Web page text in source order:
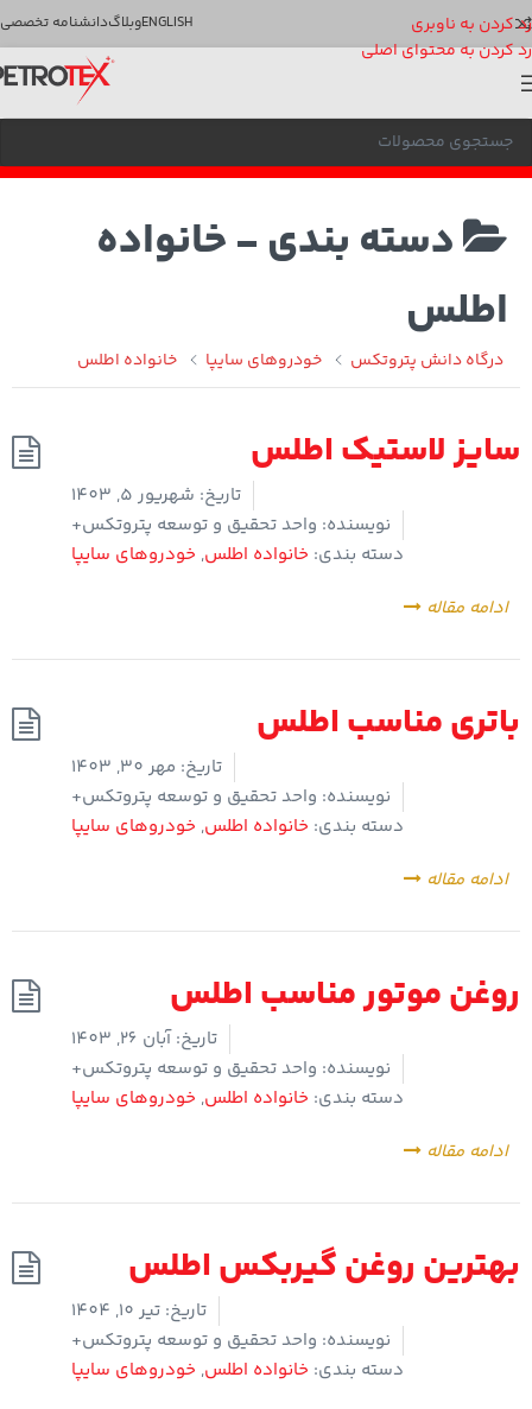
رد کردن به ناوبری
رد کردن به محتوای اصلی
ENGLISHوبلاگدانشنامه تخصصی
دسته بندی -خانواده
اطلس
درگاه دانش پتروتکس خودروهای سایپا خانواده اطلس
سایز لاستیک اطلس
تاریخ: شهریور 5, 1403
نویسنده: واحد تحقیق و توسعه پتروتکس+
دسته بندی: خانواده اطلس, خودروهای سایپا
ادامه مقاله
باتری مناسب اطلس
تاریخ: مهر 30, 1403
نویسنده: واحد تحقیق و توسعه پتروتکس+
دسته بندی: خانواده اطلس, خودروهای سایپا
ادامه مقاله
روغن موتور مناسب اطلس
تاریخ: آبان 26, 1403
نویسنده: واحد تحقیق و توسعه پتروتکس+
دسته بندی: خانواده اطلس, خودروهای سایپا
ادامه مقاله
بهترین روغن گیربکس اطلس
تاریخ: تیر 10, 1404
نویسنده: واحد تحقیق و توسعه پتروتکس+
دسته بندی: خانواده اطلس, خودروهای سایپا